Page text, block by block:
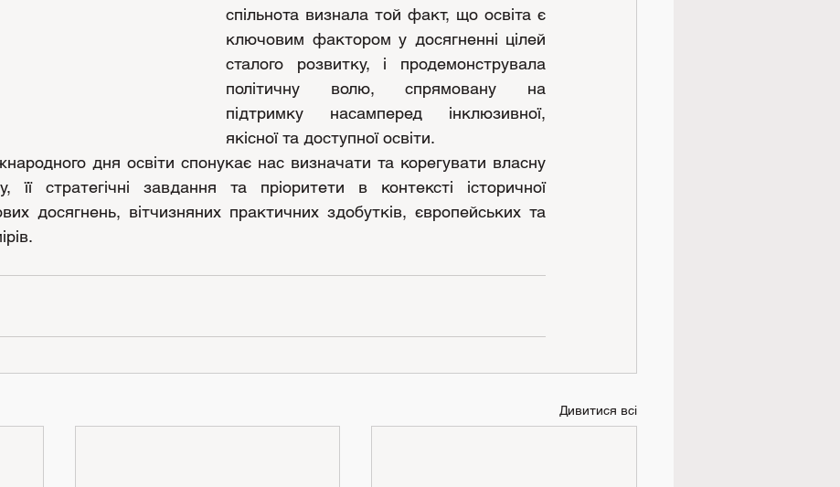
спільнота визнала той факт, що освіта є
ключовим фактором у досягненні цілей
сталого розвитку, і продемонструвала
політичну волю, спрямовану на
підтримку насамперед інклюзивної,
якісної та доступної освіти.
дня освіти спонукає нас визначати та корегувати власну
її стратегічні завдання та пріоритети в контексті історичної
досягнень, вітчизняних практичних здобутків, європейських та
Дивитися всі